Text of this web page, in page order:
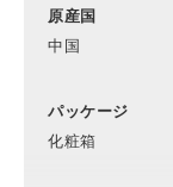
原産国
中国
パッケージ
化粧箱